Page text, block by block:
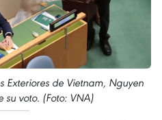
Exteriores de Vietnam, Nguyen
su voto. (Foto: VNA)